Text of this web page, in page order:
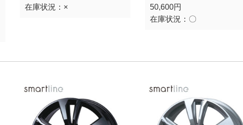
在庫状況： ×
50,600円
在庫状況： 〇